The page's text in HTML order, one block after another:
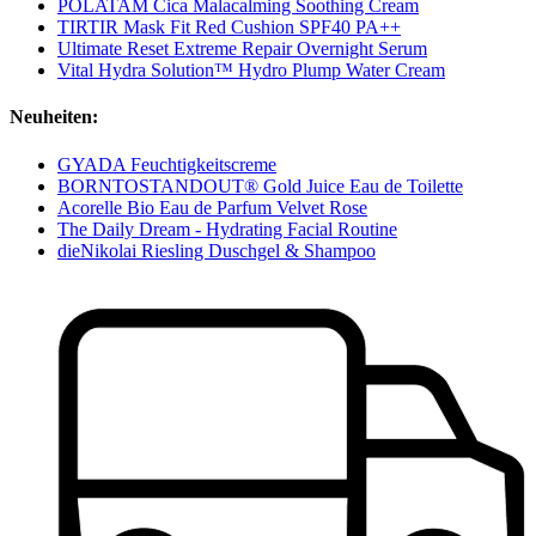
POLATAM Cica Malacalming Soothing Cream
TIRTIR Mask Fit Red Cushion SPF40 PA++
Ultimate Reset Extreme Repair Overnight Serum
Vital Hydra Solution™ Hydro Plump Water Cream
Neuheiten:
GYADA Feuchtigkeitscreme
BORNTOSTANDOUT® Gold Juice Eau de Toilette
Acorelle Bio Eau de Parfum Velvet Rose
The Daily Dream - Hydrating Facial Routine
dieNikolai Riesling Duschgel & Shampoo